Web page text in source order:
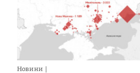
Новини